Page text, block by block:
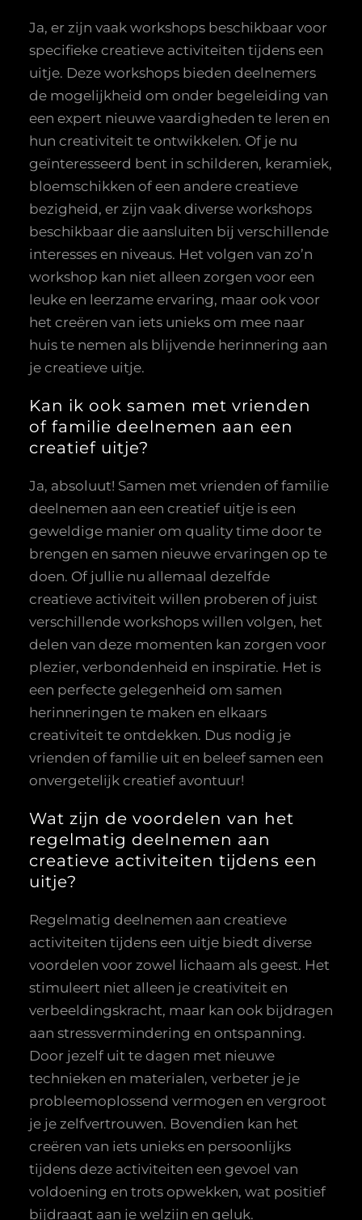
Ja, er zijn vaak workshops beschikbaar voor
specifieke creatieve activiteiten tijdens een
uitje. Deze workshops bieden deelnemers
de mogelijkheid om onder begeleiding van
een expert nieuwe vaardigheden te leren en
hun creativiteit te ontwikkelen. Of je nu
geïnteresseerd bent in schilderen, keramiek,
bloemschikken of een andere creatieve
bezigheid, er zijn vaak diverse workshops
beschikbaar die aansluiten bij verschillende
interesses en niveaus. Het volgen van zo’n
workshop kan niet alleen zorgen voor een
leuke en leerzame ervaring, maar ook voor
het creëren van iets unieks om mee naar
huis te nemen als blijvende herinnering aan
je creatieve uitje.
Kan ik ook samen met vrienden
of familie deelnemen aan een
creatief uitje?
Ja, absoluut! Samen met vrienden of familie
deelnemen aan een creatief uitje is een
geweldige manier om quality time door te
brengen en samen nieuwe ervaringen op te
doen. Of jullie nu allemaal dezelfde
creatieve activiteit willen proberen of juist
verschillende workshops willen volgen, het
delen van deze momenten kan zorgen voor
plezier, verbondenheid en inspiratie. Het is
een perfecte gelegenheid om samen
herinneringen te maken en elkaars
creativiteit te ontdekken. Dus nodig je
vrienden of familie uit en beleef samen een
onvergetelijk creatief avontuur!
Wat zijn de voordelen van het
regelmatig deelnemen aan
creatieve activiteiten tijdens een
uitje?
Regelmatig deelnemen aan creatieve
activiteiten tijdens een uitje biedt diverse
voordelen voor zowel lichaam als geest. Het
stimuleert niet alleen je creativiteit en
verbeeldingskracht, maar kan ook bijdragen
aan stressvermindering en ontspanning.
Door jezelf uit te dagen met nieuwe
technieken en materialen, verbeter je je
probleemoplossend vermogen en vergroot
je je zelfvertrouwen. Bovendien kan het
creëren van iets unieks en persoonlijks
tijdens deze activiteiten een gevoel van
voldoening en trots opwekken, wat positief
bijdraagt aan je welzijn en geluk.